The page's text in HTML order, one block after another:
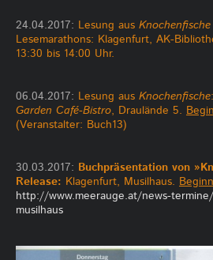
24.04.2017: Lesung aus Knochenfische
Lesemarathons: Klagenfurt, AK-
13:30 bis 14:00 Uhr.
06.04.2017: Lesung aus Knochenfische
Garden Café-Bistro, Draulände 5.
(Veranstalter: Buch13)
30.03.2017: Buchpräsentation von
Release: Klagenfurt, Musilhaus.
http://www.meerauge.at/news-
musilhaus